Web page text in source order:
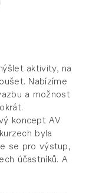
aktivity, na
Nabízíme
a možnost
koncept AV
byla
se pro výstup,
účastníků. A